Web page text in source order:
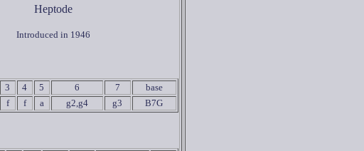
Heptode
Introduced in 1946
3 4 5 6 7
base
f f a g2,g4 g3 B7G